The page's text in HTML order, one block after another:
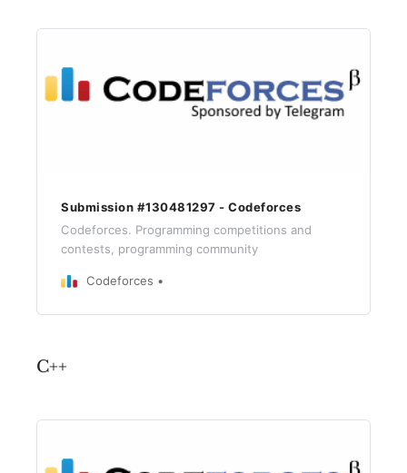
Submission #130481297 - Codeforces
Codeforces. Programming competitions and
contests, programming community
Codeforces
C++